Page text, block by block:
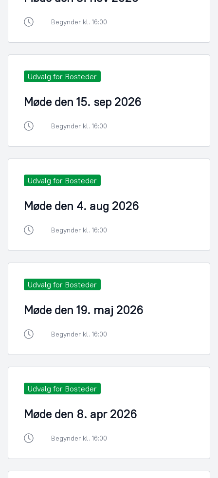
Begynder kl. 16:00
Udvalg for Bosteder
Møde den 15. sep 2026
Begynder kl. 16:00
Udvalg for Bosteder
Møde den 4. aug 2026
Begynder kl. 16:00
Udvalg for Bosteder
Møde den 19. maj 2026
Begynder kl. 16:00
Udvalg for Bosteder
Møde den 8. apr 2026
Begynder kl. 16:00